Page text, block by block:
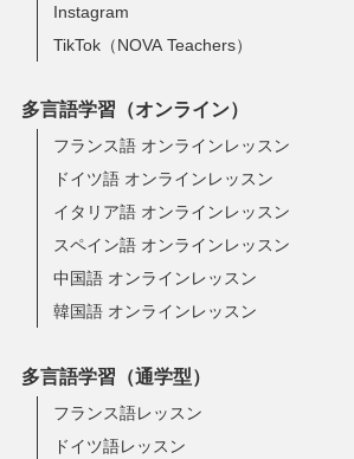
Instagram
TikTok（NOVA Teachers）
多言語学習（オンライン）
フランス語 オンラインレッスン
ドイツ語 オンラインレッスン
イタリア語 オンラインレッスン
スペイン語 オンラインレッスン
中国語 オンラインレッスン
韓国語 オンラインレッスン
多言語学習（通学型）
フランス語レッスン
ドイツ語レッスン